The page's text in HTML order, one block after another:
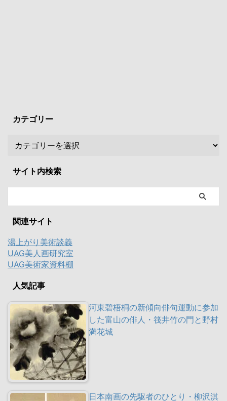
カテゴリー
サイト内検索
関連サイト
湯上がり美術談義
UAG美人画研究室
UAG美術家資料棚
人気記事
河東碧梧桐の新傾向俳句運動に参加
した富山の俳人・筏井竹の門と野村
満花城
日本南画の先駆者のひとり・柳沢淇